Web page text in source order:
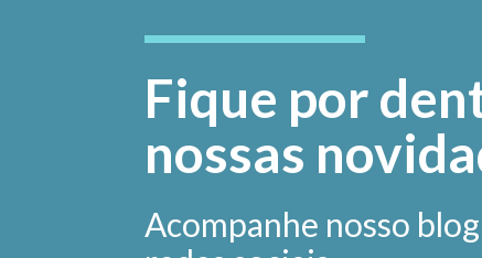
Fique por
nossas
Acompanhe nosso